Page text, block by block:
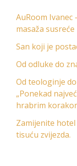
AuRoom
masaža
San koji je
Od odluke do
Od teologinje
„Ponekad
hrabrim
Zamijenite hotel
tisuću zvijezda.